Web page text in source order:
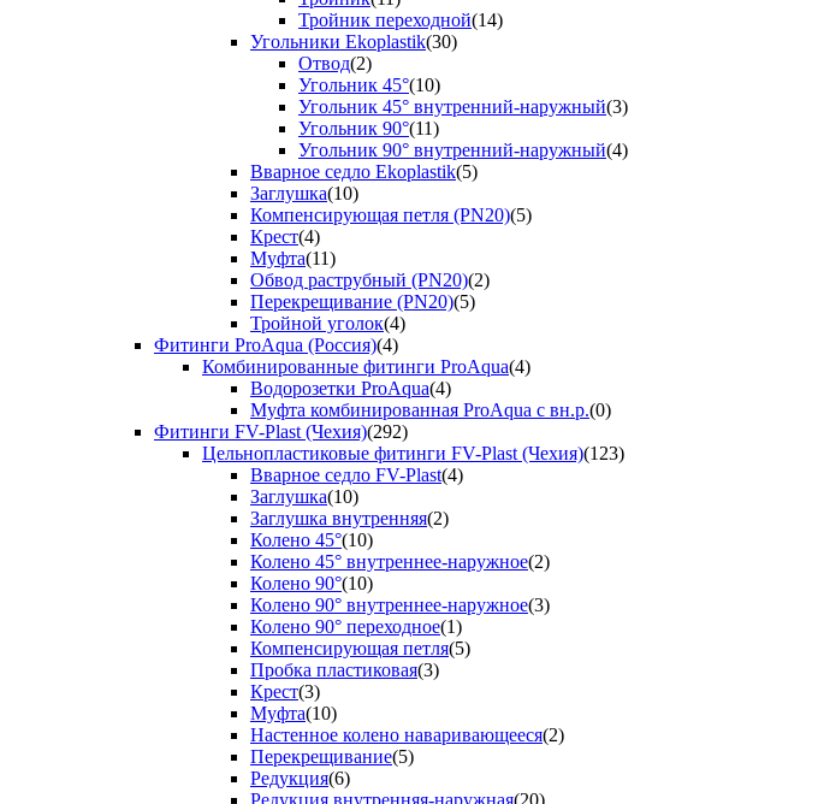
Тройник переходной(14)
Угольники Ekoplastik(30)
Отвод(2)
Угольник 45°(10)
Угольник 45° внутренний-наружный(3)
Угольник 90°(11)
Угольник 90° внутренний-наружный(4)
Вварное седло Ekoplastik(5)
Заглушка(10)
Компенсирующая петля (PN20)(5)
Крест(4)
Муфта(11)
Обвод раструбный (PN20)(2)
Перекрещивание (PN20)(5)
Тройной уголок(4)
Фитинги ProAqua (Россия)(4)
Комбинированные фитинги ProAqua(4)
Водорозетки ProAqua(4)
Муфта комбинированная ProAqua с вн.р.(0)
Фитинги FV-Plast (Чехия)(292)
Цельнопластиковые фитинги FV-Plast (Чехия)(123)
Вварное седло FV-Plast(4)
Заглушка(10)
Заглушка внутренняя(2)
Колено 45°(10)
Колено 45° внутреннее-наружное(2)
Колено 90°(10)
Колено 90° внутреннее-наружное(3)
Колено 90° переходное(1)
Компенсирующая петля(5)
Пробка пластиковая(3)
Крест(3)
Муфта(10)
Настенное колено наваривающееся(2)
Перекрещивание(5)
Редукция(6)
Редукция внутренняя-наружная(20)